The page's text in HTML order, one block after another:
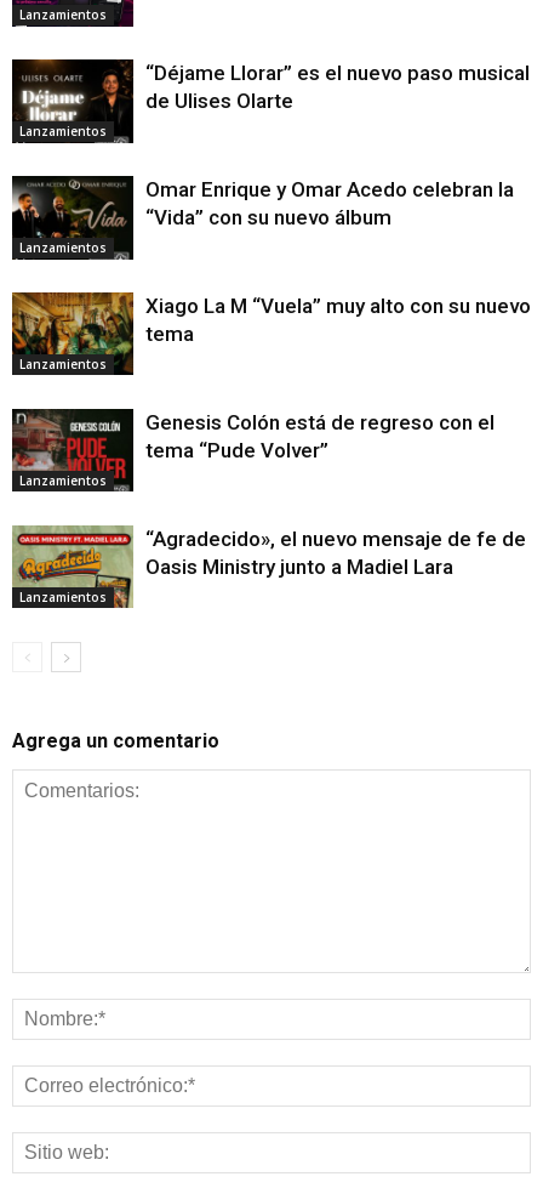
Lanzamientos
Lanzamientos
“Déjame Llorar” es el nuevo paso musical
de Ulises Olarte
Lanzamientos
Omar Enrique y Omar Acedo celebran la
“Vida” con su nuevo álbum
Lanzamientos
Xiago La M “Vuela” muy alto con su nuevo
tema
Lanzamientos
Genesis Colón está de regreso con el
tema “Pude Volver”
Lanzamientos
“Agradecido», el nuevo mensaje de fe de
Oasis Ministry junto a Madiel Lara
Agrega un comentario